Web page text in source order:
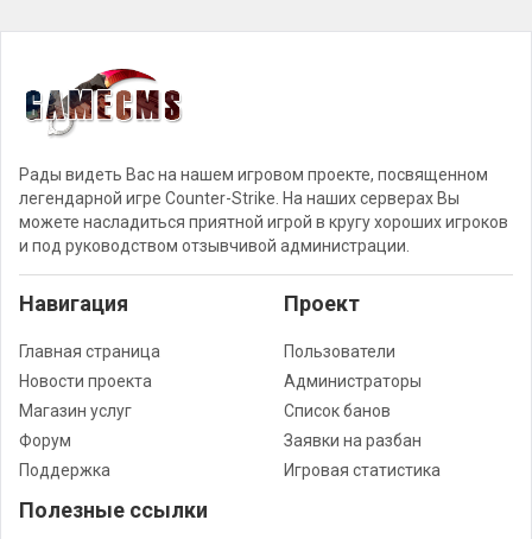
Рады видеть Вас на нашем игровом проекте, посвященном
легендарной игре Counter-Strike. На наших серверах Вы
можете насладиться приятной игрой в кругу хороших игроков
и под руководством отзывчивой администрации.
Навигация
Главная страница
Новости проекта
Магазин услуг
Форум
Поддержка
Проект
Пользователи
Администраторы
Список банов
Заявки на разбан
Игровая статистика
Полезные ссылки